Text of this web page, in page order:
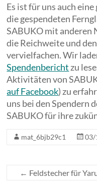
Es ist für uns auch eine
die gespendeten
SABUKO mit anderen
die Reichweite und
vervielfachen. Wir
Spendenbericht zu
Aktivitäten von
auf Facebook) zu
uns bei den Spendern
SABUKO für ihre
mat_6bjb29c1 03/
← Feldstecher für